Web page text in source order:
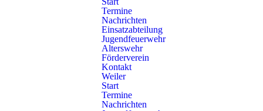
Termine
Nachrichten
Einsatzabteilung
Jugendfeuerwehr
Alterswehr
Förderverein
Kontakt
Weiler
Start
Termine
Nachrichten
Schorndorf - 10-jähriges
Mit einem abwechslungsreichen Programm und rund 65
begeisterten Kindern wurde am Samstag, den 11.07.2026
das 10-jährige Bestehen der Kinderfeuerwehr Schorndorf
gefeiert. Der Kinderfeuerwehrtag brachte die
Kinderfeuerwehren aus Schorndorf, Rudersberg,
Leutenbach und Winnenden zusammen und bot den jungen